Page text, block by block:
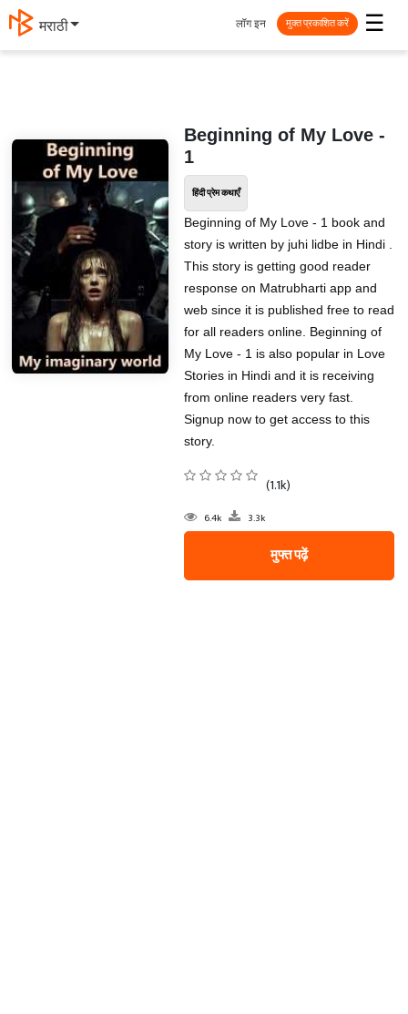
मराठी ☰
लॉग इन मुक्त प्रकाशित करें
Beginning of My Love -
1
हिंदी प्रेम कथाएँ
Beginning of My Love - 1 book and
story is written by juhi lidbe in Hindi .
This story is getting good reader
response on Matrubharti app and
web since it is published free to read
for all readers online. Beginning of
My Love - 1 is also popular in Love
Stories in Hindi and it is receiving
from online readers very fast.
Signup now to get access to this
story.
(1.1k)
6.4k 3.3k
मुफ्त पढ़ें